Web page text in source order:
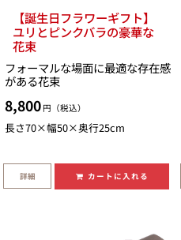
【誕生日フラワーギフト】
ユリとピンクバラの豪華な
花束
フォーマルな場面に最適な存在感
がある花束
8,800 円（税込）
長さ70×幅50×奥行25cm
詳細 カートに入れる